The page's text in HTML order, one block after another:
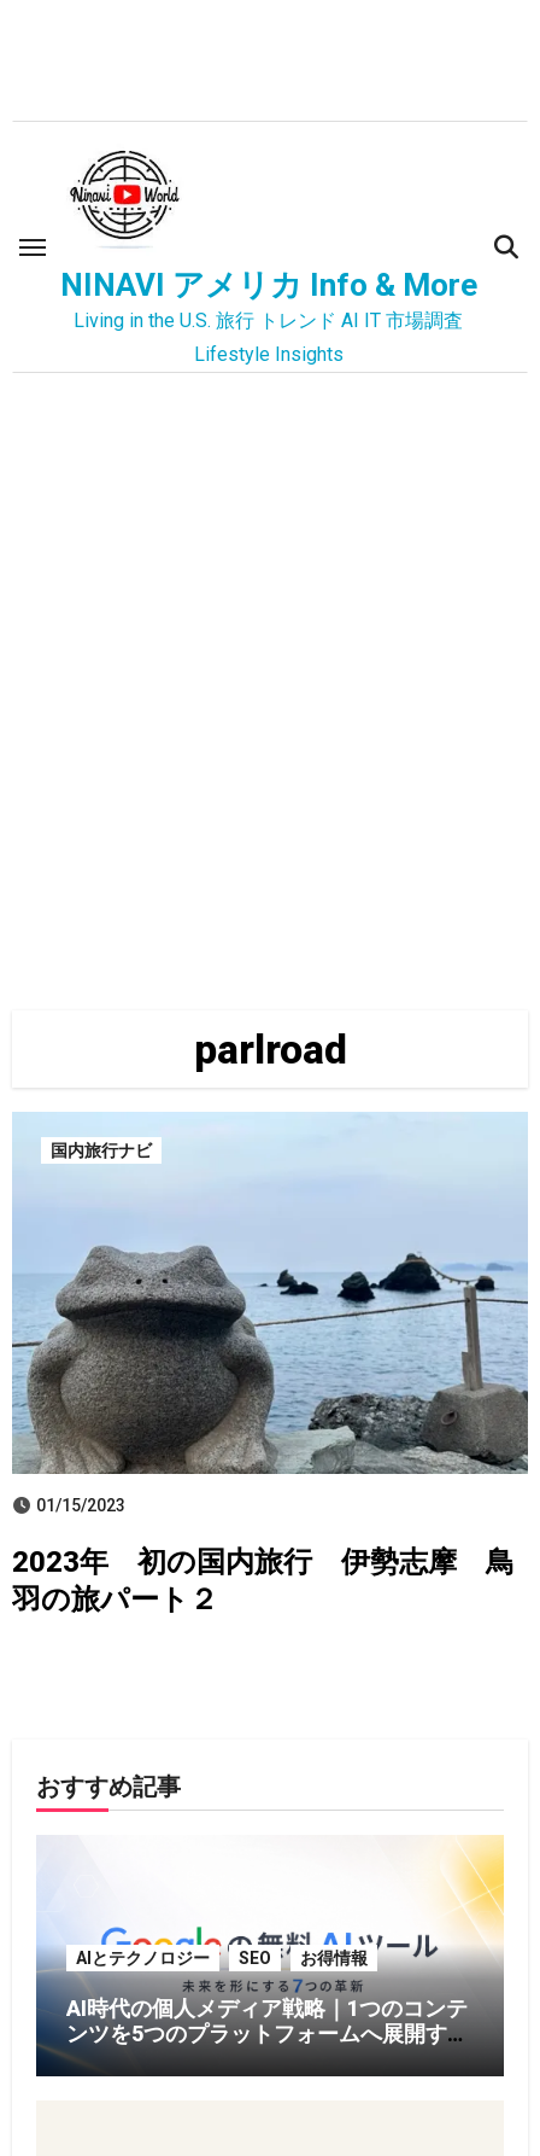
ス
NINAVI アメリカ Info & More
Living in the U.S. 旅行 トレンド AI IT 市場調査
Lifestyle Insights
parlroad
国内旅行ナビ
01/15/2023
2023年 初の国内旅行 伊勢志摩 鳥
羽の旅パート２
おすすめ記事
AIとテクノロジー SEO お得情報
AI時代の個人メディア戦略｜1つのコンテ
ンツを5つのプラットフォームへ展開する
方法【2026年版】